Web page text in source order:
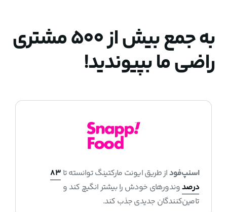
به جمع بیش از ۵۰۰ مشتری
راضی ما بپیوندید!
اسنپ‌فوداز طریق ایونت مارکتینگ توانسته تا ۸۳
درصدوندورهای خودش را بیشتر انگیچ کند و
تامین‌کنندگان جدیدی جذب کند.